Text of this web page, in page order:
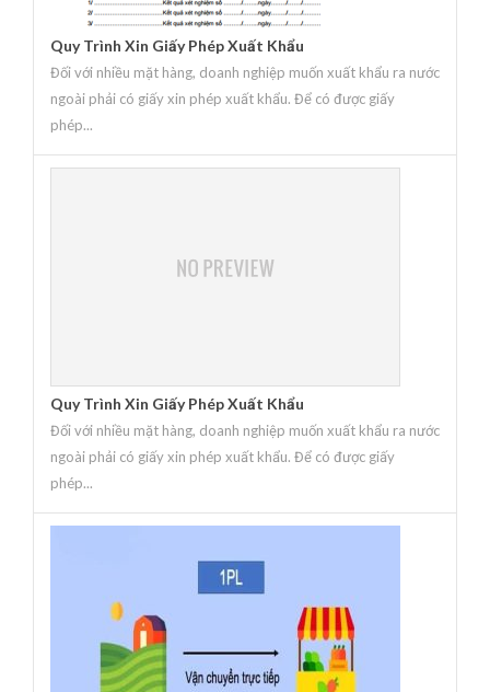
Quy Trình Xin Giấy Phép Xuất Khẩu
Đối với nhiều mặt hàng, doanh nghiệp muốn xuất khẩu ra nước
ngoài phải có giấy xin phép xuất khẩu. Để có được giấy
phép...
Quy Trình Xin Giấy Phép Xuất Khẩu
Đối với nhiều mặt hàng, doanh nghiệp muốn xuất khẩu ra nước
ngoài phải có giấy xin phép xuất khẩu. Để có được giấy
phép...